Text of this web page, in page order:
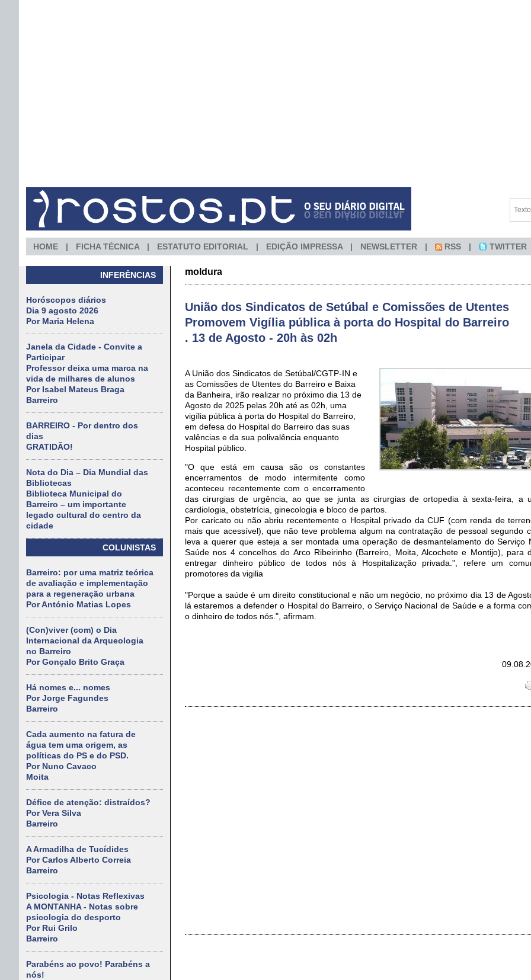
HOME FICHA TÉCNICA ESTATUTO EDITORIAL EDIÇÃO IMPRESSA NEWSLETTER RSS TWITTER
INFERÊNCIAS
Horóscopos diários
Dia 9 agosto 2026
Por Maria Helena
Janela da Cidade - Convite a
Participar
Professor deixa uma marca na
vida de milhares de alunos
Por Isabel Mateus Braga
Barreiro
BARREIRO - Por dentro dos
dias
GRATIDÃO!
Nota do Dia – Dia Mundial das
Bibliotecas
Biblioteca Municipal do
Barreiro – um importante
legado cultural do centro da
cidade
COLUNISTAS
Barreiro: por uma matriz teórica
de avaliação e implementação
para a regeneração urbana
Por António Matias Lopes
(Con)viver (com) o Dia
Internacional da Arqueologia
no Barreiro
Por Gonçalo Brito Graça
Há nomes e... nomes
Por Jorge Fagundes
Barreiro
Cada aumento na fatura de
água tem uma origem, as
políticas do PS e do PSD.
Por Nuno Cavaco
Moita
Défice de atenção: distraídos?
Por Vera Silva
Barreiro
A Armadilha de Tucídides
Por Carlos Alberto Correia
Barreiro
Psicologia - Notas Reflexivas
A MONTANHA - Notas sobre
psicologia do desporto
Por Rui Grilo
Barreiro
Parabéns ao povo! Parabéns a
nós!
moldura
União dos Sindicatos de Setúbal e Comissões de Utentes
Promovem Vigília pública à porta do Hospital do Barreiro
. 13 de Agosto - 20h às 02h
A União dos Sindicatos de Setúbal/CGTP-IN e
as Comissões de Utentes do Barreiro e Baixa
da Banheira, irão realizar no próximo dia 13 de
Agosto de 2025 pelas 20h até as 02h, uma
vigília pública à porta do Hospital do Barreiro,
em defesa do Hospital do Barreiro das suas
valências e da sua polivalência enquanto
Hospital público.
"O que está em causa são os constantes
encerramentos de modo intermitente como
aconteceu recentemente com o encerramento
das cirurgias de urgência, ao que se junta as cirurgias de ortopedia à sexta-feira, a
cardiologia, obstetrícia, ginecologia e bloco de partos.
Por caricato ou não abriu recentemente o Hospital privado da CUF (com renda de
mais que acessível), que não teve problema algum na contratação de pessoal segundo
leva a querer que esteja a ser montada uma operação de desmantelamento do Serviço
Saúde nos 4 concelhos do Arco Ribeirinho (Barreiro, Moita, Alcochete e Montijo), para
entregar dinheiro público de todos nós à Hospitalização privada.", refere um
promotores da vigilia
"Porque a saúde é um direito constitucional e não um negócio, no próximo dia 13 de
lá estaremos a defender o Hospital do Barreiro, o Serviço Nacional de Saúde e a forma
o dinheiro de todos nós.", afirmam.